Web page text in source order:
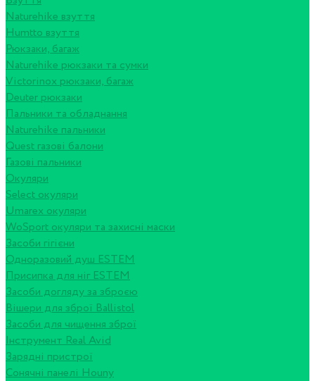
Naturehike взуття
Humtto взуття
Рюкзаки, багаж
Naturehike рюкзаки та сумки
Victorinox рюкзаки, багаж
Deuter рюкзаки
Пальники та обладнання
Naturehike пальники
Quest газові балони
Газові пальники
Окуляри
Select окуляри
Umarex окуляри
WoSport окуляри та захисні маски
Засоби гігієни
Одноразовий душ ESTEM
Присипка для ніг ESTEM
Засоби догляду за зброєю
Вішери для зброї Ballistol
Засоби для чищення зброї
Інструмент Real Avid
Зарядні пристрої
Сонячні панелі Houny